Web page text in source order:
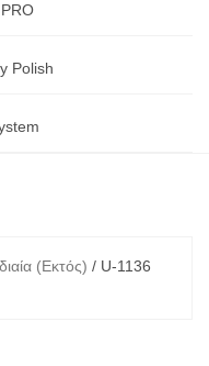
Polish
(Εκτός) / U-1136